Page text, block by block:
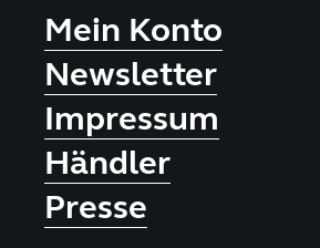
Mein Konto
Newsletter
Impressum
Händler
Presse